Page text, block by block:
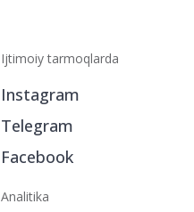
Ijtimoiy tarmoqlarda
Instagram
Telegram
Facebook
Analitika